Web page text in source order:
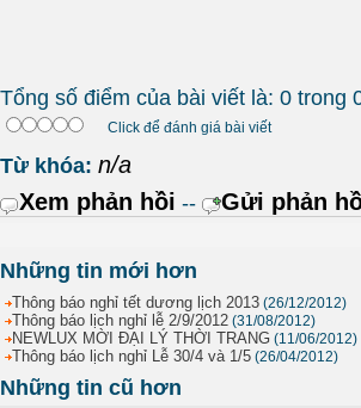
Tổng số điểm của bài viết là: 0 trong
Click để đánh giá bài viết
Từ khóa: n/a
Xem phản hồi -- Gửi phản
Những tin mới hơn
Thông báo nghỉ tết dương lịch 2013 (26/12/2012)
Thông báo lịch nghỉ lễ 2/9/2012 (31/08/2012)
NEWLUX MỜI ĐẠI LÝ THỜI TRANG (11/06/2012)
Thông báo lịch nghỉ Lễ 30/4 và 1/5 (26/04/2012)
Những tin cũ hơn